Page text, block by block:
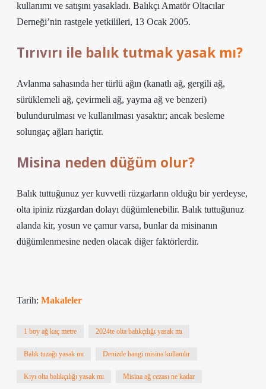
kullanımı ve satışını yasakladı. Balıkçı Amatör Oltacılar
Derneği’nin rastgele yetkilileri, 13 Ocak 2005.
Tırıvırı ile balık tutmak yasak mı?
Avlanma sahasında her türlü ağın (kanatlı ağ, gergili ağ,
sürüklemeli ağ, çevirmeli ağ, yayma ağ ve benzeri)
bulundurulması ve kullanılması yasaktır; ancak besleme
solungaç ağları hariçtir.
Misina neden düğüm olur?
Balık tuttuğunuz yer kuvvetli rüzgarların olduğu bir yerdeyse,
olta ipiniz rüzgardan dolayı düğümlenebilir. Balık tuttuğunuz
alanda kir, yosun ve çamur varsa, bunlar da misinanın
düğümlenmesine neden olacak diğer faktörlerdir.
Tarih: Makaleler
1 boy ağ kaç metre 2024te olta balıkçılığı yasak mı
Balık tuzağı yasak mı Denizde hangi misina kullanılır
Kıyı olta balıkçılığı yasak mı Misina ağ cezası ne kadar